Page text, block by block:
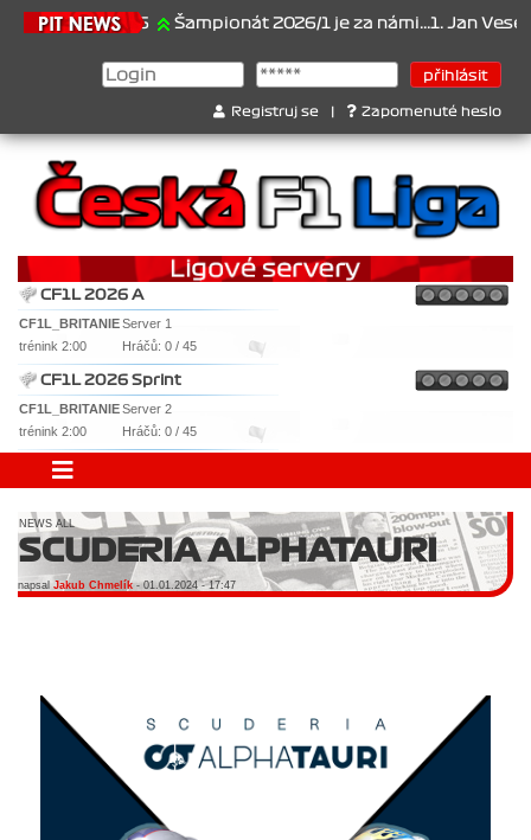
Šampionát 2026/1 je za námi...1. Jan Veselý , 2.
Registruj se Zapomenuté heslo
CF1L 2026 A
CF1L_BRITANIEServer 1
trénink 2:00
Hráčů: 0 / 45
CF1L 2026 Sprint
CF1L_BRITANIEServer 2
trénink 2:00
Hráčů: 0 / 45
NEWS ALL
SCUDERIA ALPHATAURI
napsal Jakub Chmelík- 01.01.2024 - 17:47